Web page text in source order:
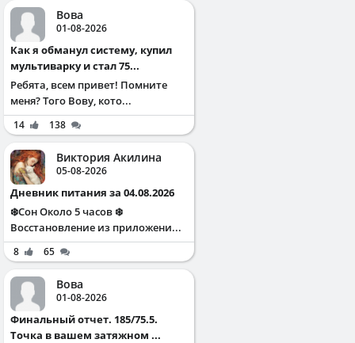
Вова
01-08-2026
Как я обманул систему, купил
мультиварку и стал 75...
Ребята, всем привет! Помните
меня? Того Вову, кото...
14 138
Виктория Акилина
05-08-2026
Дневник питания за 04.08.2026
❄️Сон Около 5 часов ❄️
Восстановление из приложени...
8 65
Вова
01-08-2026
Финальный отчет. 185/75.5.
Точка в вашем затяжном ...